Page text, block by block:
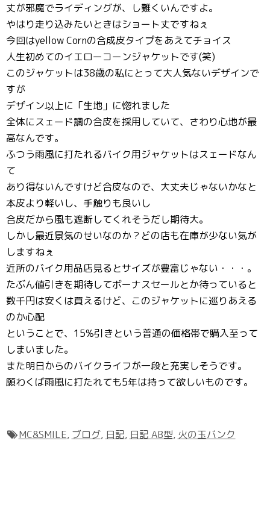
丈が邪魔でライディングが、し難くいんですよ。
やはり走り込みたいときはショート丈ですねぇ
今回はyellow Cornの合成皮タイプをあえてチョイス
人生初めてのイエローコーンジャケットです(笑)
このジャケットは38歳の私にとって大人気ないデザインで
すが
デザイン以上に「生地」に惚れました
全体にスェード調の合皮を採用していて、さわり心地が最
高なんです。
ふつう雨風に打たれるバイク用ジャケットはスェードなん
て
あり得ないんですけど合皮なので、大丈夫じゃないかなと
本皮より軽いし、手触りも良いし
合皮だから風も遮断してくれそうだし期待大。
しかし最近景気のせいなのか？どの店も在庫が少ない気が
しますねぇ
近所のバイク用品店見るとサイズが豊富じゃない・・・。
たぶん値引きを期待してボーナスセールとか待っていると
数千円は安くは買えるけど、このジャケットに巡りあえる
のか心配
ということで、15%引きという普通の価格帯で購入至って
しまいました。
また明日からのバイクライフが一段と充実しそうです。
願わくば雨風に打たれても5年は持って欲しいものです。
MC&SMILE, ブログ, 日記, 日記 AB型, 火の玉バンク